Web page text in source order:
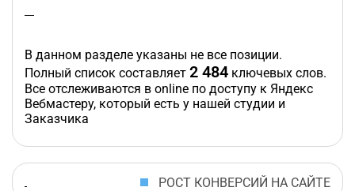
В данном разделе указаны не все позиции.
Полный список составляет 2 484 ключевых слов.
Все отслеживаются в online по доступу к Яндекс
Вебмастеру, который есть у нашей студии и
Заказчика
РОСТ КОНВЕРСИЙ НА САЙТЕ